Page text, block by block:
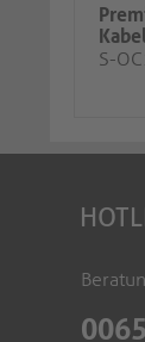
S-